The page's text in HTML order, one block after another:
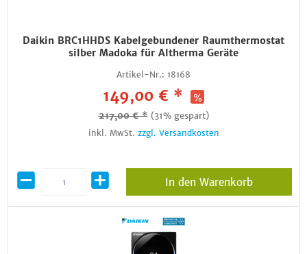
Daikin BRC1HHDS Kabelgebundener Raumthermostat
silber Madoka für Altherma Geräte
Artikel-Nr.: 18168
149,00 € *
217,00 € * (31% gespart)
inkl. MwSt. zzgl. Versandkosten
In den Warenkorb